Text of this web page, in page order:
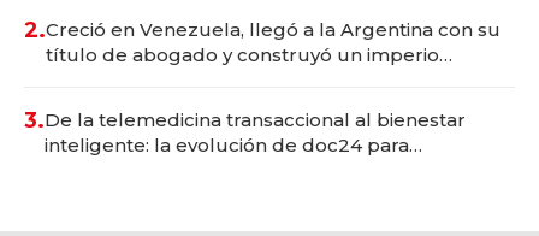
2.Creció en Venezuela, llegó a la Argentina con su
título de abogado y construyó un imperio
3.De la telemedicina transaccional al bienestar
inteligente: la evolución de doc24 para